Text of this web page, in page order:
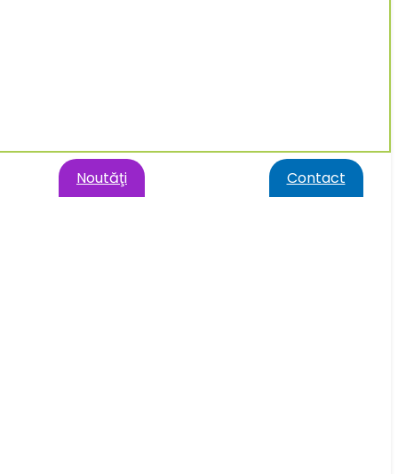
Noutăţi Contact